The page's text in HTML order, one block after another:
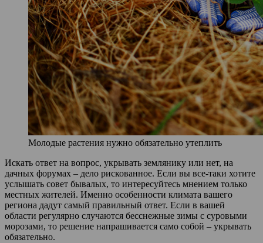
Молодые растения нужно обязательно утеплить
Искать ответ на вопрос, укрывать землянику или нет, на
дачных форумах – дело рискованное. Если вы все-таки хотите
услышать совет бывалых, то интересуйтесь мнением только
местных жителей. Именно особенности климата вашего
региона дадут самый правильный ответ. Если в вашей
области регулярно случаются бесснежные зимы с суровыми
морозами, то решение напрашивается само собой – укрывать
обязательно.